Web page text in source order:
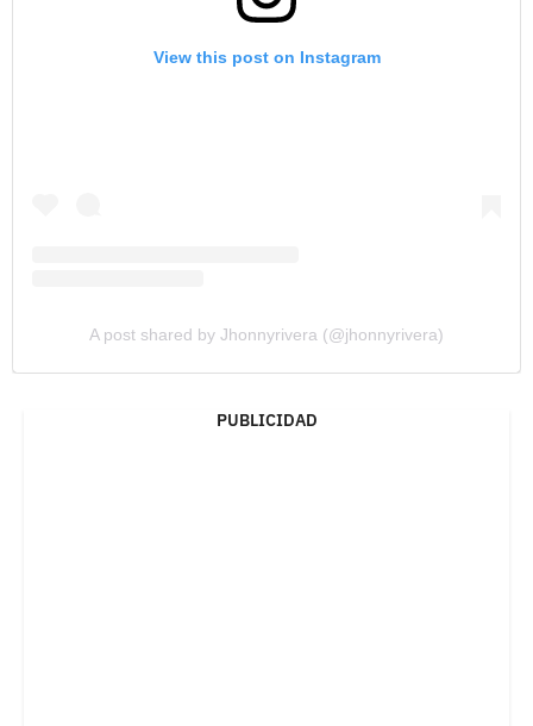
View this post on Instagram
A post shared by Jhonnyrivera (@jhonnyrivera)
PUBLICIDAD